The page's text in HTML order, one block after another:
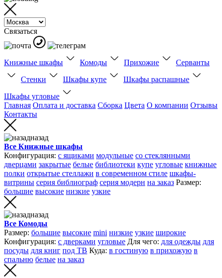
Связаться
Книжные шкафы Комоды Прихожие
Серванты
Стенки
Шкафы купе
Шкафы распашные
Шкафы угловые
Главная Оплата и доставка Сборка Цвета О компании Отзывы
Контакты
назад
Все Книжные шкафы
Конфигурация: с ящиками модульные со стеклянными
дверцами закрытые белые библиотеки купе угловые книжные
полки открытые стеллажи в современном стиле шкафы-
витрины серия библиограф серия модерн на заказ Размер:
большие высокие низкие узкие
назад
Все Комоды
Размер: большие высокие mini низкие узкие широкие
Конфигурация: с дверками угловые Для чего: для одежды для
посуды для книг под ТВ Куда: в гостиную в прихожую в
спальню белые на заказ